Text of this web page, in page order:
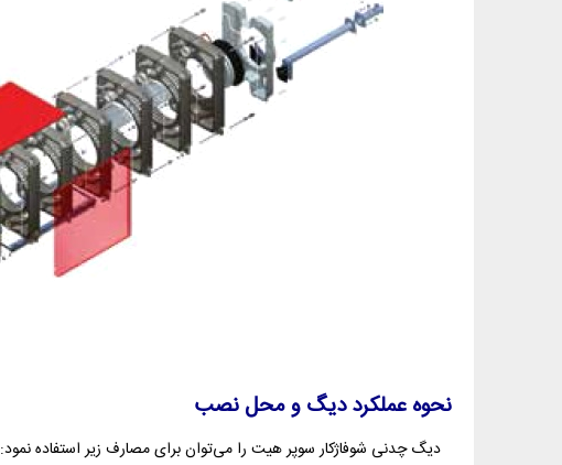
نحوه عملکرد دیگ و محل نصب
دیگ چدنی شوفاژکار سوپر هیت را می‌توان برای مصارف زیر استفاده نمود: